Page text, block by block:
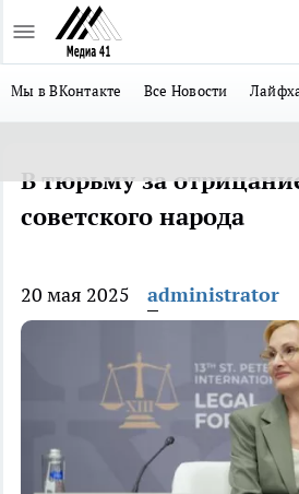
Мы в ВКонтакте Все Новости
В тюрьму за
советского народа
20 мая 2025 administrator